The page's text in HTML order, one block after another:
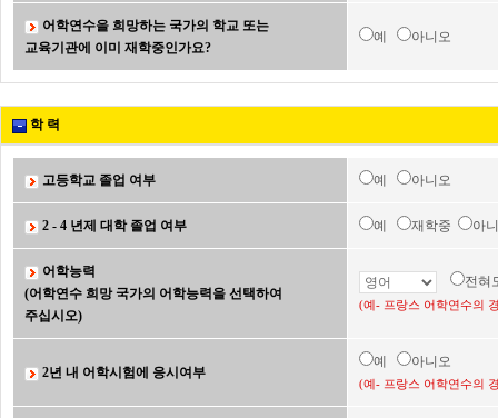
어학연수을 희망하는 국가의 학교 또는
교육기관에 이미 재학중인가요?
예 아니오
학 력
고등학교 졸업 여부 예 아니오
2 - 4 년제 대학 졸업 여부 예 재학중 아
어학능력
(어학연수 희망 국가의 어학능력을 선택하여
주십시오)
전
(예- 프랑스 어학연수의
2년 내 어학시험에 응시여부
예 아니오
(예- 프랑스 어학연수의